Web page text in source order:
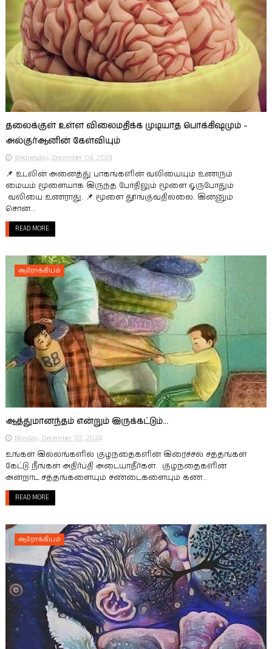
தலைக்குள் உள்ள விலைமதிக்க முடியாத பொக்கிஷமும் -
அல்குர்ஆனின் கேள்வியும்
Wednesday, December 04, 2024
📌 உடலின் அனைத்து பாகங்களின் வலியையும் உணரும்
மையம் மூளையாக இருந்த போதிலும் மூளை ஒருபோதும்
வலியை உணராது. 📌 மூளை தூங்குவதில்லை. இன்னும்
சொன...
READ MORE
ஆரோக்கியம்
ஆத்துமானந்தம் என்றும் இருக்கட்டும்...
Monday, December 02, 2024
உங்கள் இல்லங்களில் குழந்தைகளின் இரைச்சல் சத்தங்கள்
கேட்டு நீங்கள் அதிர்ப்தி அடையாதீர்கள். குழந்தைகளின்
அன்றாட சத்தங்களையும் சண்டைகளையும் கண...
READ MORE
ஆரோக்கியம்